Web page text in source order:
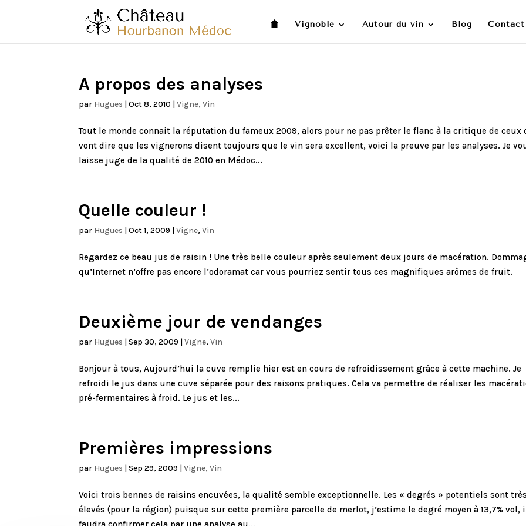
Vignoble Autour du vin Blog Contact
A propos des analyses
par Hugues |Oct 8, 2010 |Vigne,Vin
Tout le monde connait la réputation du fameux 2009, alors pour ne pas prêter le flanc à la critique de ceux
vont dire que les vignerons disent toujours que le vin sera excellent, voici la preuve par les analyses. Je
laisse juge de la qualité de 2010 en Médoc...
Quelle couleur !
par Hugues |Oct 1, 2009 |Vigne,Vin
Regardez ce beau jus de raisin ! Une très belle couleur après seulement deux jours de macération.
qu’Internet n’offre pas encore l’odoramat car vous pourriez sentir tous ces magnifiques arômes de fruit.
Deuxième jour de vendanges
par Hugues |Sep 30, 2009 |Vigne,Vin
Bonjour à tous, Aujourd’hui la cuve remplie hier est en cours de refroidissement grâce à cette machine. Je
refroidi le jus dans une cuve séparée pour des raisons pratiques. Cela va permettre de réaliser les
pré-fermentaires à froid. Le jus et les...
Premières impressions
par Hugues |Sep 29, 2009 |Vigne,Vin
Voici trois bennes de raisins encuvées, la qualité semble exceptionnelle. Les « degrés » potentiels sont très
élevés (pour la région) puisque sur cette première parcelle de merlot, j’estime le degré moyen à 13,7% vol,